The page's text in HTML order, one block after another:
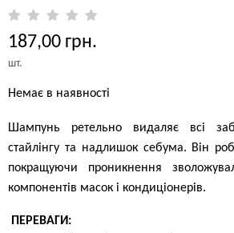
187,00 грн.
шт.
Немає в наявності
Шампунь ретельно видаляє всі
стайлінгу та надлишок себума. Він
покращуючи проникнення
компонентів масок і кондиціонерів.
ПЕРЕВАГИ: